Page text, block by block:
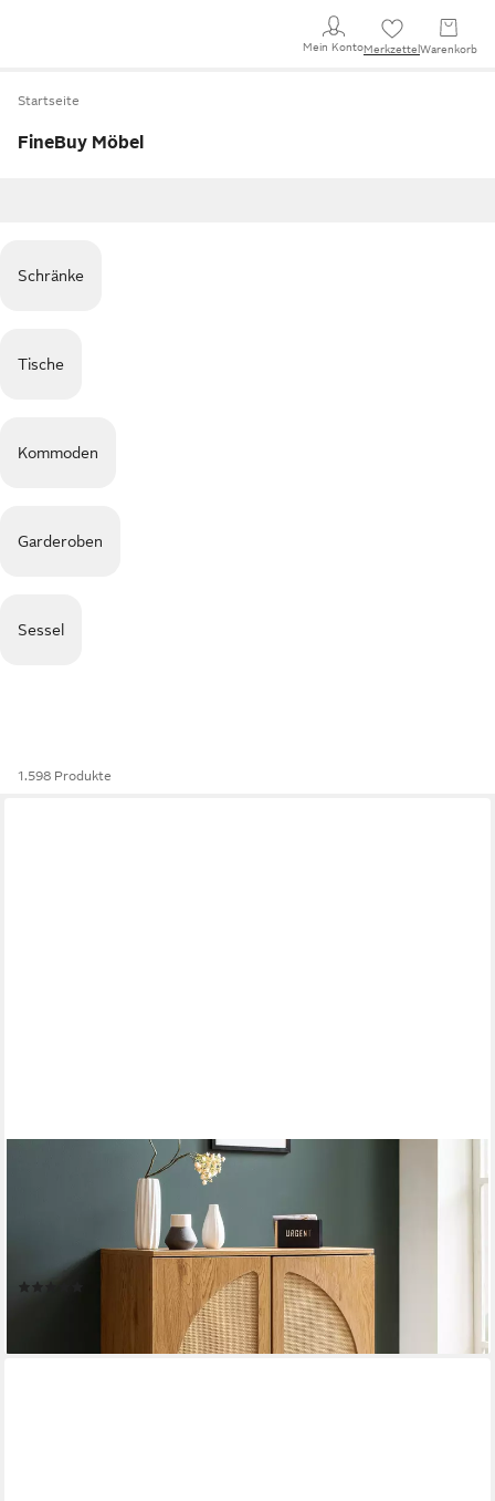
Mein KontoMerkzettel Warenkorb
Startseite
FineBuy Möbel
Schränke
Tische
Kommoden
Garderoben
Sessel
1.598 Produkte
Sideboard FB104655 Kommode in Eiche Dekor 80 cm mit 2
Türen aus Wiener Rattan (80x103x39 cm Anrichte, Eiche-Dekor
Rattangeflecht), Kommode Türen Highboard, Hoher
Kommodenschrank
lieferbar - in 2-3 Werktagen bei dir